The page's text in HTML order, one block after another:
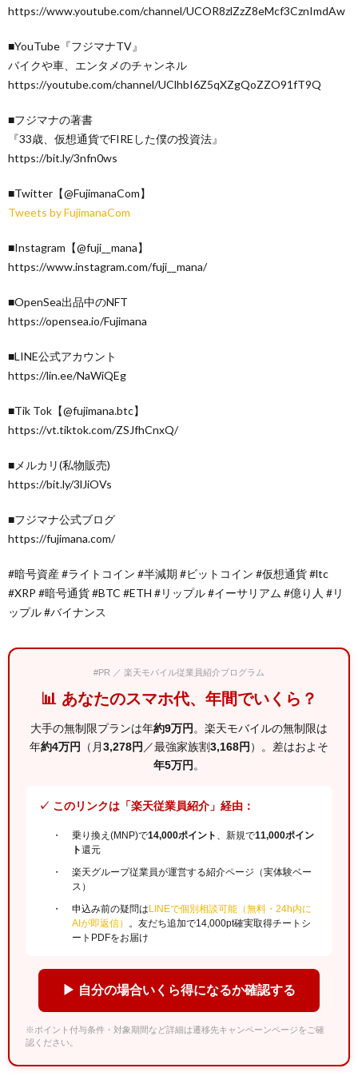
https://www.youtube.com/channel/UCOR8zlZzZ8eMcf3CznImdAw
■YouTube『フジマナTV』
バイクや車、エンタメのチャンネル
https://youtube.com/channel/UClhbI6Z5qXZgQoZZO91fT9Q
■フジマナの著書
『33歳、仮想通貨でFIREした僕の投資法』
https://bit.ly/3nfn0ws
■Twitter【@FujimanaCom】
Tweets by FujimanaCom
■Instagram【@fuji__mana】
https://www.instagram.com/fuji__mana/
■OpenSea出品中のNFT
https://opensea.io/Fujimana
■LINE公式アカウント
https://lin.ee/NaWiQEg
■Tik Tok【@fujimana.btc】
https://vt.tiktok.com/ZSJfhCnxQ/
■メルカリ(私物販売)
https://bit.ly/3lJiOVs
■フジマナ公式ブログ
https://fujimana.com/
#暗号資産 #ライトコイン #半減期 #ビットコイン #仮想通貨 #ltc
#XRP #暗号通貨 #BTC #ETH #リップル #イーサリアム #億り人 #リ
ップル #バイナンス
#PR ／ 楽天モバイル従業員紹介プログラム
📊 あなたのスマホ代、年間でいくら？
大手の無制限プランは年約9万円。楽天モバイルの無制限は
年約4万円 （月3,278円 ／最強家族割3,168円 ）。差はおよそ
年5万円。
✓ このリンクは「楽天従業員紹介」経由：
乗り換え(MNP)で14,000ポイント 、新規で11,000ポイン
ト還元
楽天グループ従業員が運営する紹介ページ（実体験ベー
ス）
申込み前の疑問は LINEで個別相談可能（無料・24h内に
AIが即返信） 。友だち追加で14,000pt確実取得チートシ
ートPDFをお届け
▶ 自分の場合いくら得になるか確認する
※ポイント付与条件・対象期間など詳細は遷移先キャンペーンページをご確
認ください。